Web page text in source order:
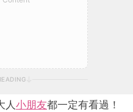
人 小朋友都一定有看過！